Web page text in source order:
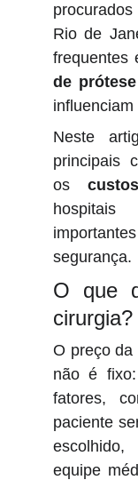
Rio de
frequentes
de
influenciam
Neste
principais
os
segurança.
O que
cirurgia?
O preço da
não é
fatores,
paciente
equipe